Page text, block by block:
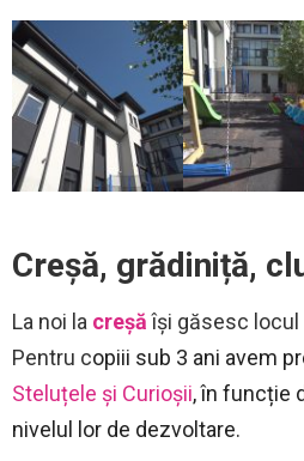
Creșă, grădiniță,
La noi la creșăîși găsesc locul
Pentru copiii sub 3 ani avem
Steluțele și Curioșii, în funcție
nivelul lor de dezvoltare.